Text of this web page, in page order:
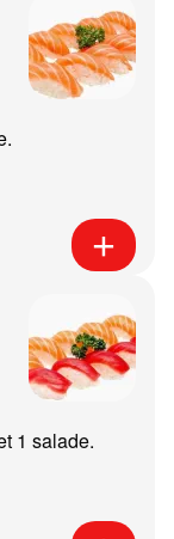
1 salade.